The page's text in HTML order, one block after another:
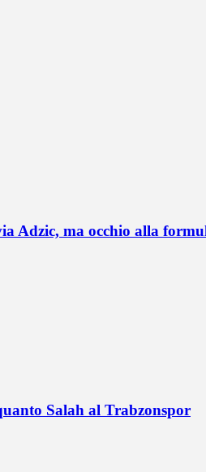
Adzic, ma occhio alla
Salah al Trabzonspor